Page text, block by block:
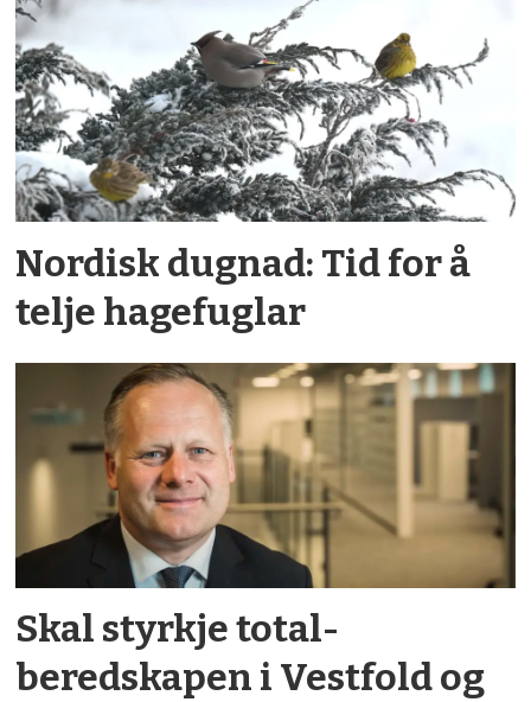
Nordisk dugnad: Tid for å
telje hagefuglar
Skal styrkje total­
beredskapen i Vestfold og